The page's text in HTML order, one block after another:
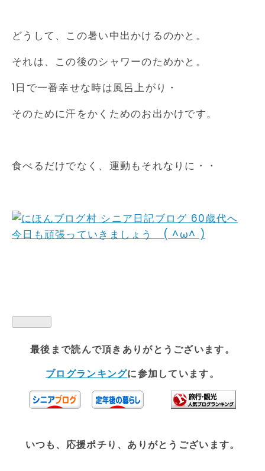
どうして、この暑い中出かけるのかと。
それは、この後のシャワーのためかと。
1日で一番幸せな時は風呂上がり・
そのために汗をかくためのお出かけです。
食べるだけでなく、運動もそれなりに・・
今日も頑張っていきましょう ( ^ω^ )
最後まで読んで頂きありがとうございます。
ブログランキングに参加しています。
いつも、応援ポチり、ありがとうございます。